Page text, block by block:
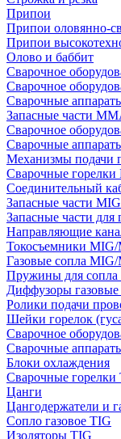
Припои
Припои оловянно-
Припои
Олово и баббит
Сварочное
Сварочное
Сварочные
Запасные части
Сварочное
Сварочные
Механизмы подачи
Сварочные
Соединительный
Запасные части
Запасные части
Направляющие
Токосъемники
Газовые сопла
Пружины для
Диффузоры
Ролики подачи
Шейки горелок
Сварочное
Сварочные
Блоки охлаждения
Сварочные горелки
Цанги
Цангодержатели и
Сопло газовое TIG
Изоляторы TIG